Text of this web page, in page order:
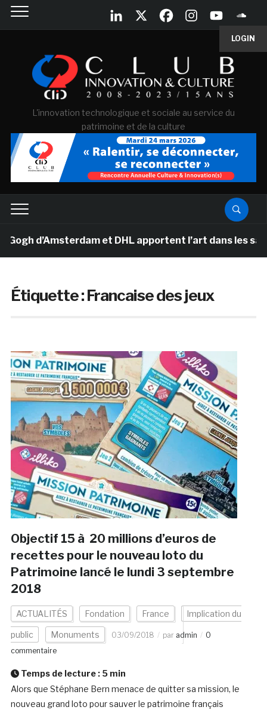
LOGIN
L'innovation technologique et sociale au service du
patrimoine et de la culture
d’Amsterdam et DHL apportent l’art dans les salles
Étiquette :Francaise des jeux
Objectif 15 à 20 millions d’euros de
recettes pour le nouveau loto du
Patrimoine lancé le lundi 3 septembre
2018
ACTUALITÉS Fondation France Implication du
public Monuments 03/09/2018 par admin
0
commentaire
Temps de lecture : 5 min
Alors que Stéphane Bern menace de quitter sa mission, le
nouveau grand loto pour sauver le patrimoine français